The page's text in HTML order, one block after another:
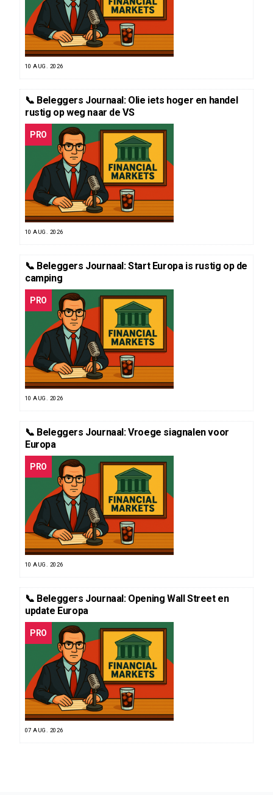
10 AUG. 2026
📞 Beleggers Journaal: Olie iets hoger en handel
rustig op weg naar de VS
PRO
10 AUG. 2026
📞 Beleggers Journaal: Start Europa is rustig op de
camping
PRO
10 AUG. 2026
📞 Beleggers Journaal: Vroege siagnalen voor
Europa
PRO
10 AUG. 2026
📞 Beleggers Journaal: Opening Wall Street en
update Europa
PRO
07 AUG. 2026